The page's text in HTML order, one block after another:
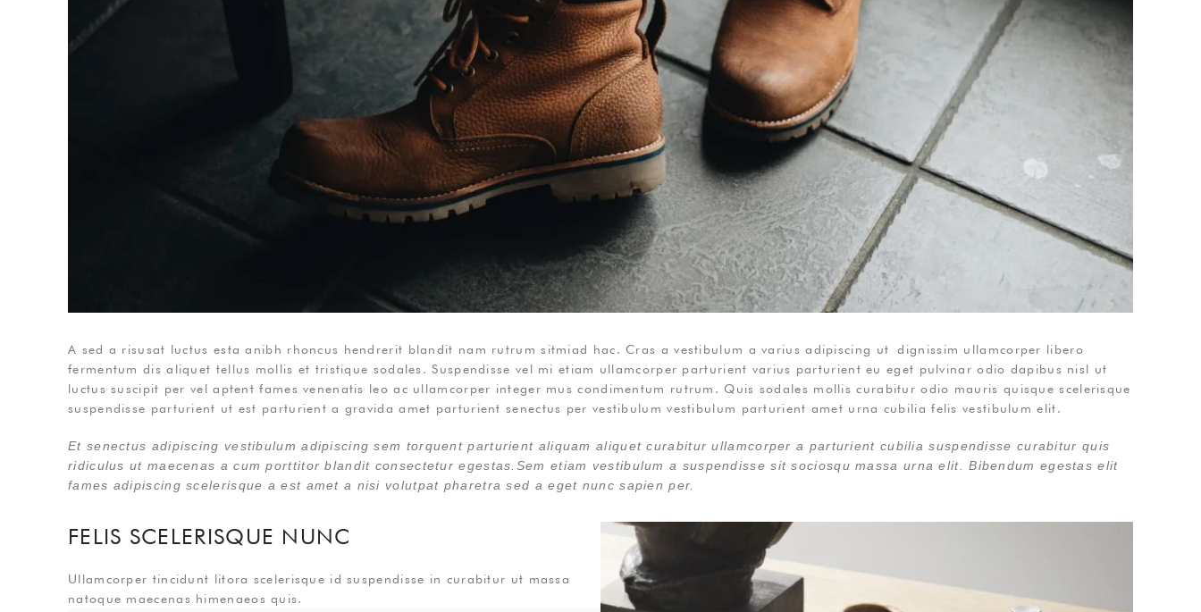
A sed a risusat luctus esta anibh rhoncus hendrerit blandit nam rutrum sitmiad hac. Cras a vestibulum a varius adipiscing ut dignissim ullamcorper libero
fermentum dis aliquet tellus mollis et tristique sodales. Suspendisse vel mi etiam ullamcorper parturient varius parturient eu eget pulvinar odio dapibus nisl ut
luctus suscipit per vel aptent fames venenatis leo ac ullamcorper integer mus condimentum rutrum. Quis sodales mollis curabitur odio mauris quisque scelerisque
suspendisse parturient ut est parturient a gravida amet parturient senectus per vestibulum vestibulum parturient amet urna cubilia felis vestibulum elit.
Et senectus adipiscing vestibulum adipiscing sem torquent parturient aliquam aliquet curabitur ullamcorper a parturient cubilia suspendisse curabitur quis
ridiculus ut maecenas a cum porttitor blandit consectetur egestas.Sem etiam vestibulum a suspendisse sit sociosqu massa urna elit. Bibendum egestas elit
fames adipiscing scelerisque a est amet a nisi volutpat pharetra sed a eget nunc sapien per.
FELIS SCELERISQUE NUNC
Ullamcorper tincidunt litora scelerisque id suspendisse in curabitur ut massa
natoque maecenas himenaeos quis.